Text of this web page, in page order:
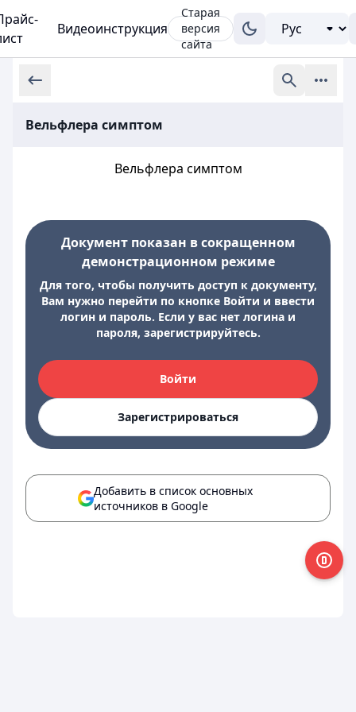
Видеоинструкция
Старая
версия
сайта
Вельфлера симптом
Вельфлера симптом
Документ показан в сокращенном
демонстрационном режиме
Для того, чтобы получить доступ к документу,
Вам нужно перейти по кнопке Войти и ввести
логин и пароль. Если у вас нет логина и
пароля, зарегистрируйтесь.
Войти
Зарегистрироваться
Добавить в список основных
источников в Google